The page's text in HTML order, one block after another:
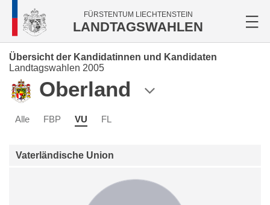
FÜRSTENTUM LIECHTENSTEIN
LANDTAGSWAHLEN
Übersicht der Kandidatinnen und Kandidaten
Landtagswahlen 2005
Oberland
Alle FBP VU FL
Vaterländische Union